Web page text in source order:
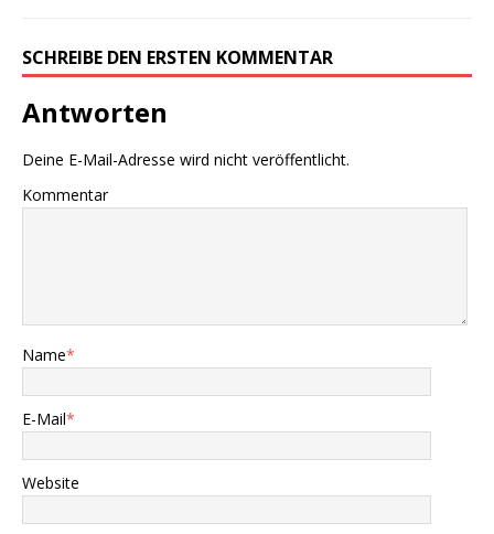
SCHREIBE DEN ERSTEN KOMMENTAR
Antworten
Deine E-Mail-Adresse wird nicht veröffentlicht.
Kommentar
Name*
E-Mail*
Website